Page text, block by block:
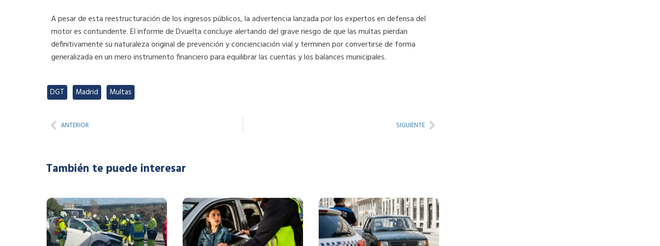
A pesar de esta reestructuración de los ingresos públicos, la advertencia lanzada por los expertos en defensa del
motor es contundente. El informe de Dvuelta concluye alertando del grave riesgo de que las multas pierdan
definitivamente su naturaleza original de prevención y concienciación vial y terminen por convertirse de forma
generalizada en un mero instrumento financiero para equilibrar las cuentas y los balances municipales.
DGT Madrid Multas
Prev
ANTERIOR SIGUIENTENext
También te puede interesar